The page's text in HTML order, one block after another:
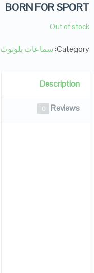
BORN FOR SPORT
Out of stock
Category: سماعات بلوتوث
Description
Reviews
0